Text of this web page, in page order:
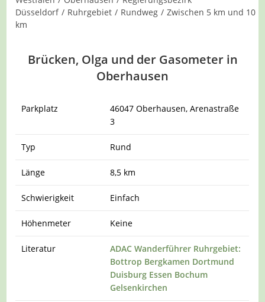
Düsseldorf / Ruhrgebiet / Rundweg / Zwischen 5 km und 10
km
Brücken, Olga und der Gasometer in
Oberhausen
Parkplatz
46047 Oberhausen, Arenastraße
3
Typ Rund
Länge 8,5 km
Schwierigkeit Einfach
Höhenmeter Keine
Literatur
ADAC Wanderführer Ruhrgebiet:
Bottrop Bergkamen Dortmund
Duisburg Essen Bochum
Gelsenkirchen